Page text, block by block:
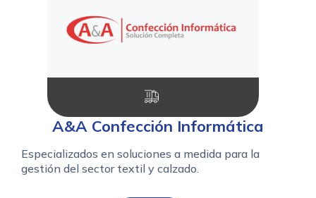
A&A Confección Informática
Especializados en soluciones a medida para la
gestión del sector textil y calzado.